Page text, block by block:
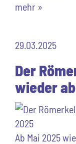
mehr »
29.03.2025
Der
wieder
Ab Mai 2025